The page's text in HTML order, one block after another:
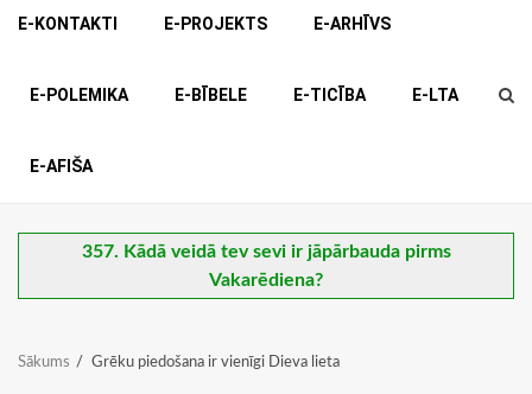
E-KONTAKTI E-PROJEKTS E-ARHĪVS
E-POLEMIKA E-BĪBELE E-TICĪBA E-LTA
E-AFIŠA
357. Kādā veidā tev sevi ir jāpārbauda pirms
Vakarēdiena?
Sākums Grēku piedošana ir vienīgi Dieva lieta